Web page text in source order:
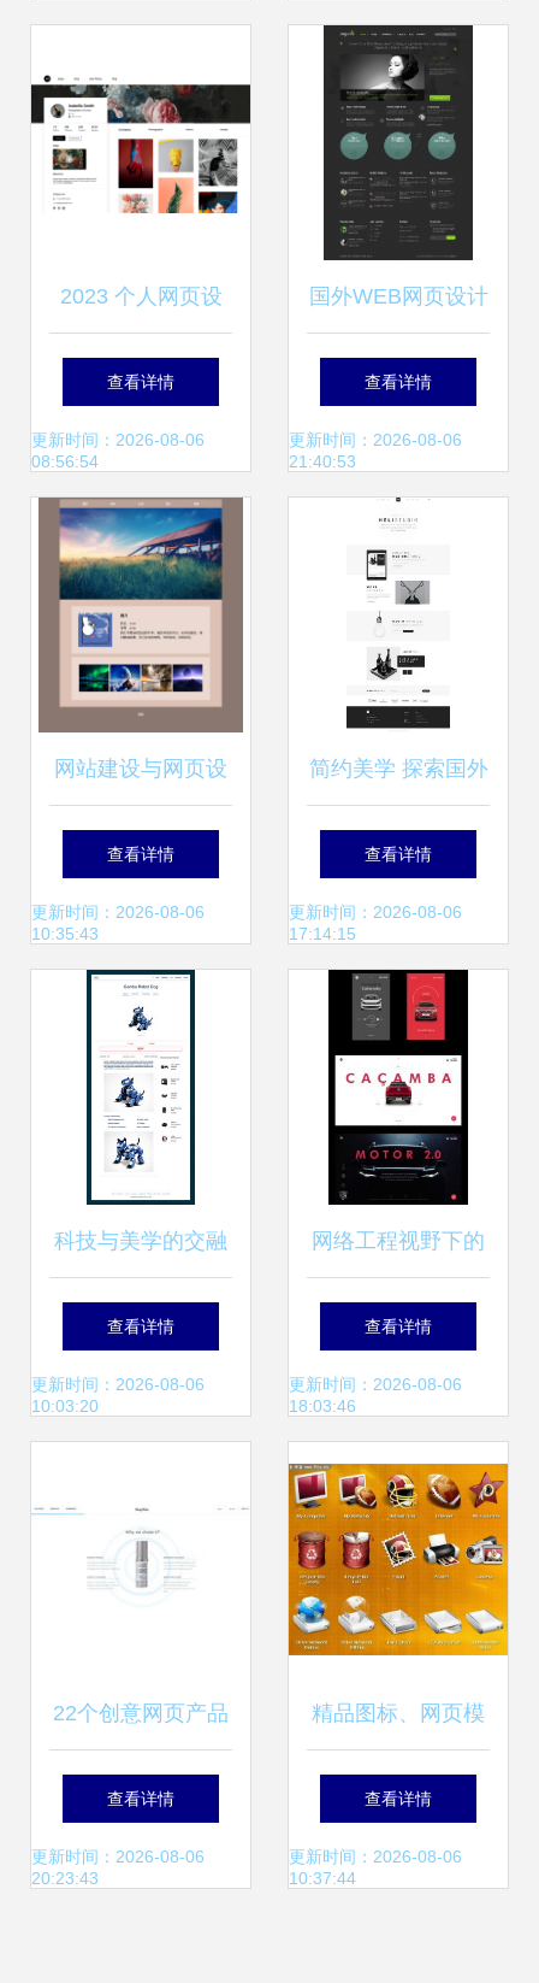
2023 个人网页设
计作品合辑 为网络
工程注入灵感电能
查看详情
更新时间：2026-08-06
08:56:54
国外WEB网页设计
精选（6） 探索界
面美学与用户体验
的创新融合
查看详情
更新时间：2026-08-06
21:40:53
网站建设与网页设
计 构建成功在线形
象的核心要素
查看详情
更新时间：2026-08-06
10:35:43
简约美学 探索国外
优秀网页设计的UI
精髓
查看详情
更新时间：2026-08-06
17:14:15
科技与美学的交融
引领未来的高科技
产品网页设计
查看详情
更新时间：2026-08-06
10:03:20
网络工程视野下的
优秀网站网页设计
作品解析
查看详情
更新时间：2026-08-06
18:03:46
22个创意网页产品
页面设计欣赏 激发
网络工程灵感
查看详情
更新时间：2026-08-06
20:23:43
精品图标、网页模
板与素材 探索百图
汇设计素材库在网
查看详情
更新时间：2026-08-06
10:37:44